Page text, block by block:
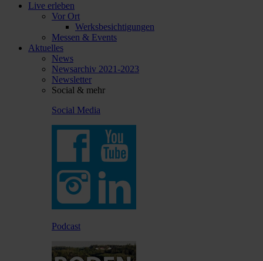
Live erleben
Vor Ort
Werksbesichtigungen
Messen & Events
Aktuelles
News
Newsarchiv 2021-2023
Newsletter
Social & mehr
Social Media
Podcast